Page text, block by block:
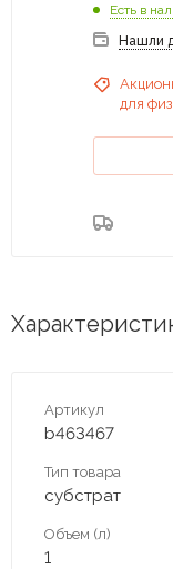
Есть в
Нашли
для
Артикул
b463467
Тип товара
субстрат
Объем (л)
1